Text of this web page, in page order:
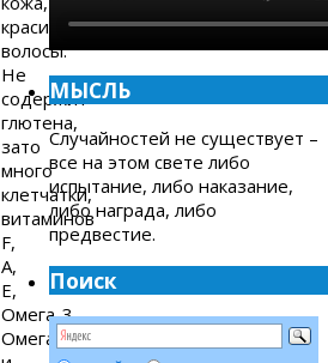
красивые
волосы.
Не
содержит
глютена,
зато
много
клетчатки,
витаминов
F,
A,
E,
Омега-3,
Омега-6
МЫСЛЬ
Случайностей не существует –
все на этом свете либо
испытание, либо наказание,
либо награда, либо
предвестие.
Поиск